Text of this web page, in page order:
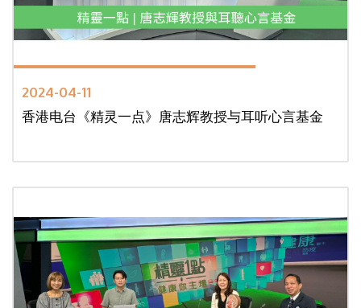
2024-04-11
香港电台《精灵一点》唐志辉教授与耳听心言基金